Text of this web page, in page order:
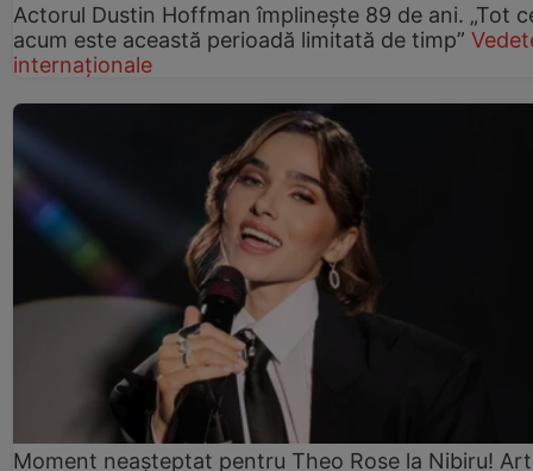
Actorul Dustin Hoffman împlinește 89 de ani. „Tot
acum este această perioadă limitată de timp”
internaționale
Moment neașteptat pentru Theo Rose la Nibiru!